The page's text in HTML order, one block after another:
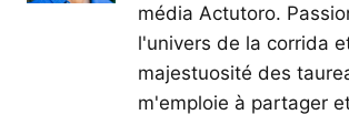
média Actutoro.
l'univers de la corrida
majestuosité des
m'emploie à partager